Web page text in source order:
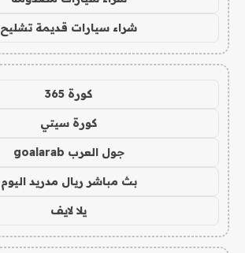
شراء سيارات قديمة تشليح
كورة 365
كورة سيتي
جول العرب goalarab
بث مباشر ريال مدريد اليوم
يلا لايف